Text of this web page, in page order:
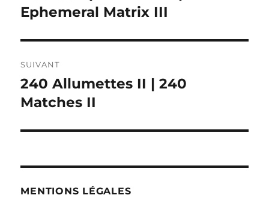
l’article
précédente :
Ephemeral Matrix III
SUIVANT
Publication
suivante :
240 Allumettes II | 240
Matches II
MENTIONS LÉGALES